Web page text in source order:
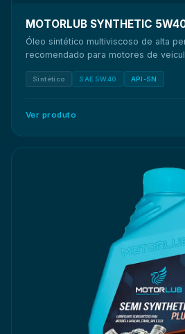
MOTORLUB SYNTHETIC
Óleo sintético multiviscoso de alta
recomendado para motores de
Sintético SAE 5W40 API-SN
Ver produto